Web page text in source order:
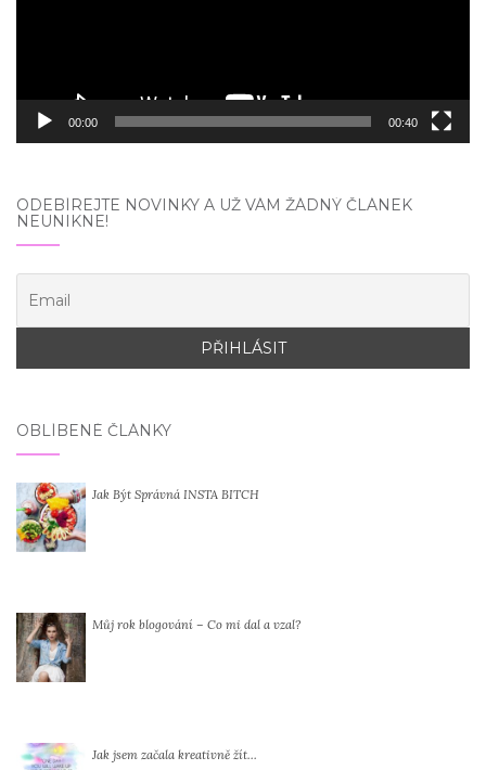
00:00 00:40
ODEBÍREJTE NOVINKY A UŽ VÁM ŽÁDNÝ ČLÁNEK
NEUNIKNE!
OBLÍBENÉ ČLÁNKY
Jak Být Správná INSTA BITCH
Můj rok blogování – Co mi dal a vzal?
Jak jsem začala kreativně žít…